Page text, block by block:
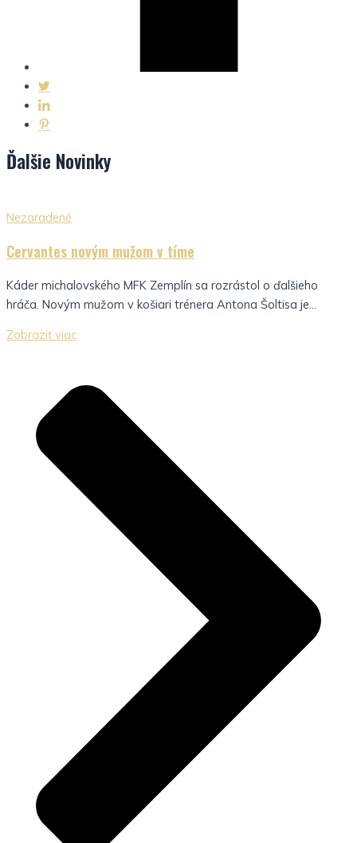
Ďalšie Novinky
Nezaradené
Cervantes novým mužom v tíme
Káder michalovského MFK Zemplín sa rozrástol o ďalšieho
hráča. Novým mužom v košiari trénera Antona Šoltisa je...
Zobraziť viac